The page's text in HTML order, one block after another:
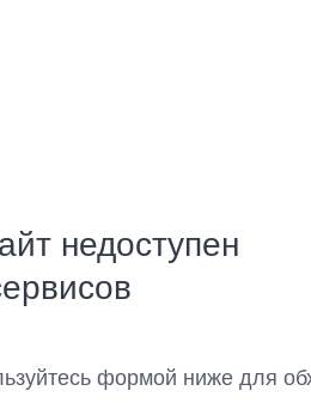
недоступен
формой ниже для